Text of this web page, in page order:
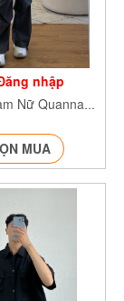
nhập
Quần Dù Nam Nữ Quannamdayrut933
MUA